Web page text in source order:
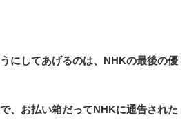
にしてあげるのは、NHKの最後の優
、お払い箱だってNHKに通告された